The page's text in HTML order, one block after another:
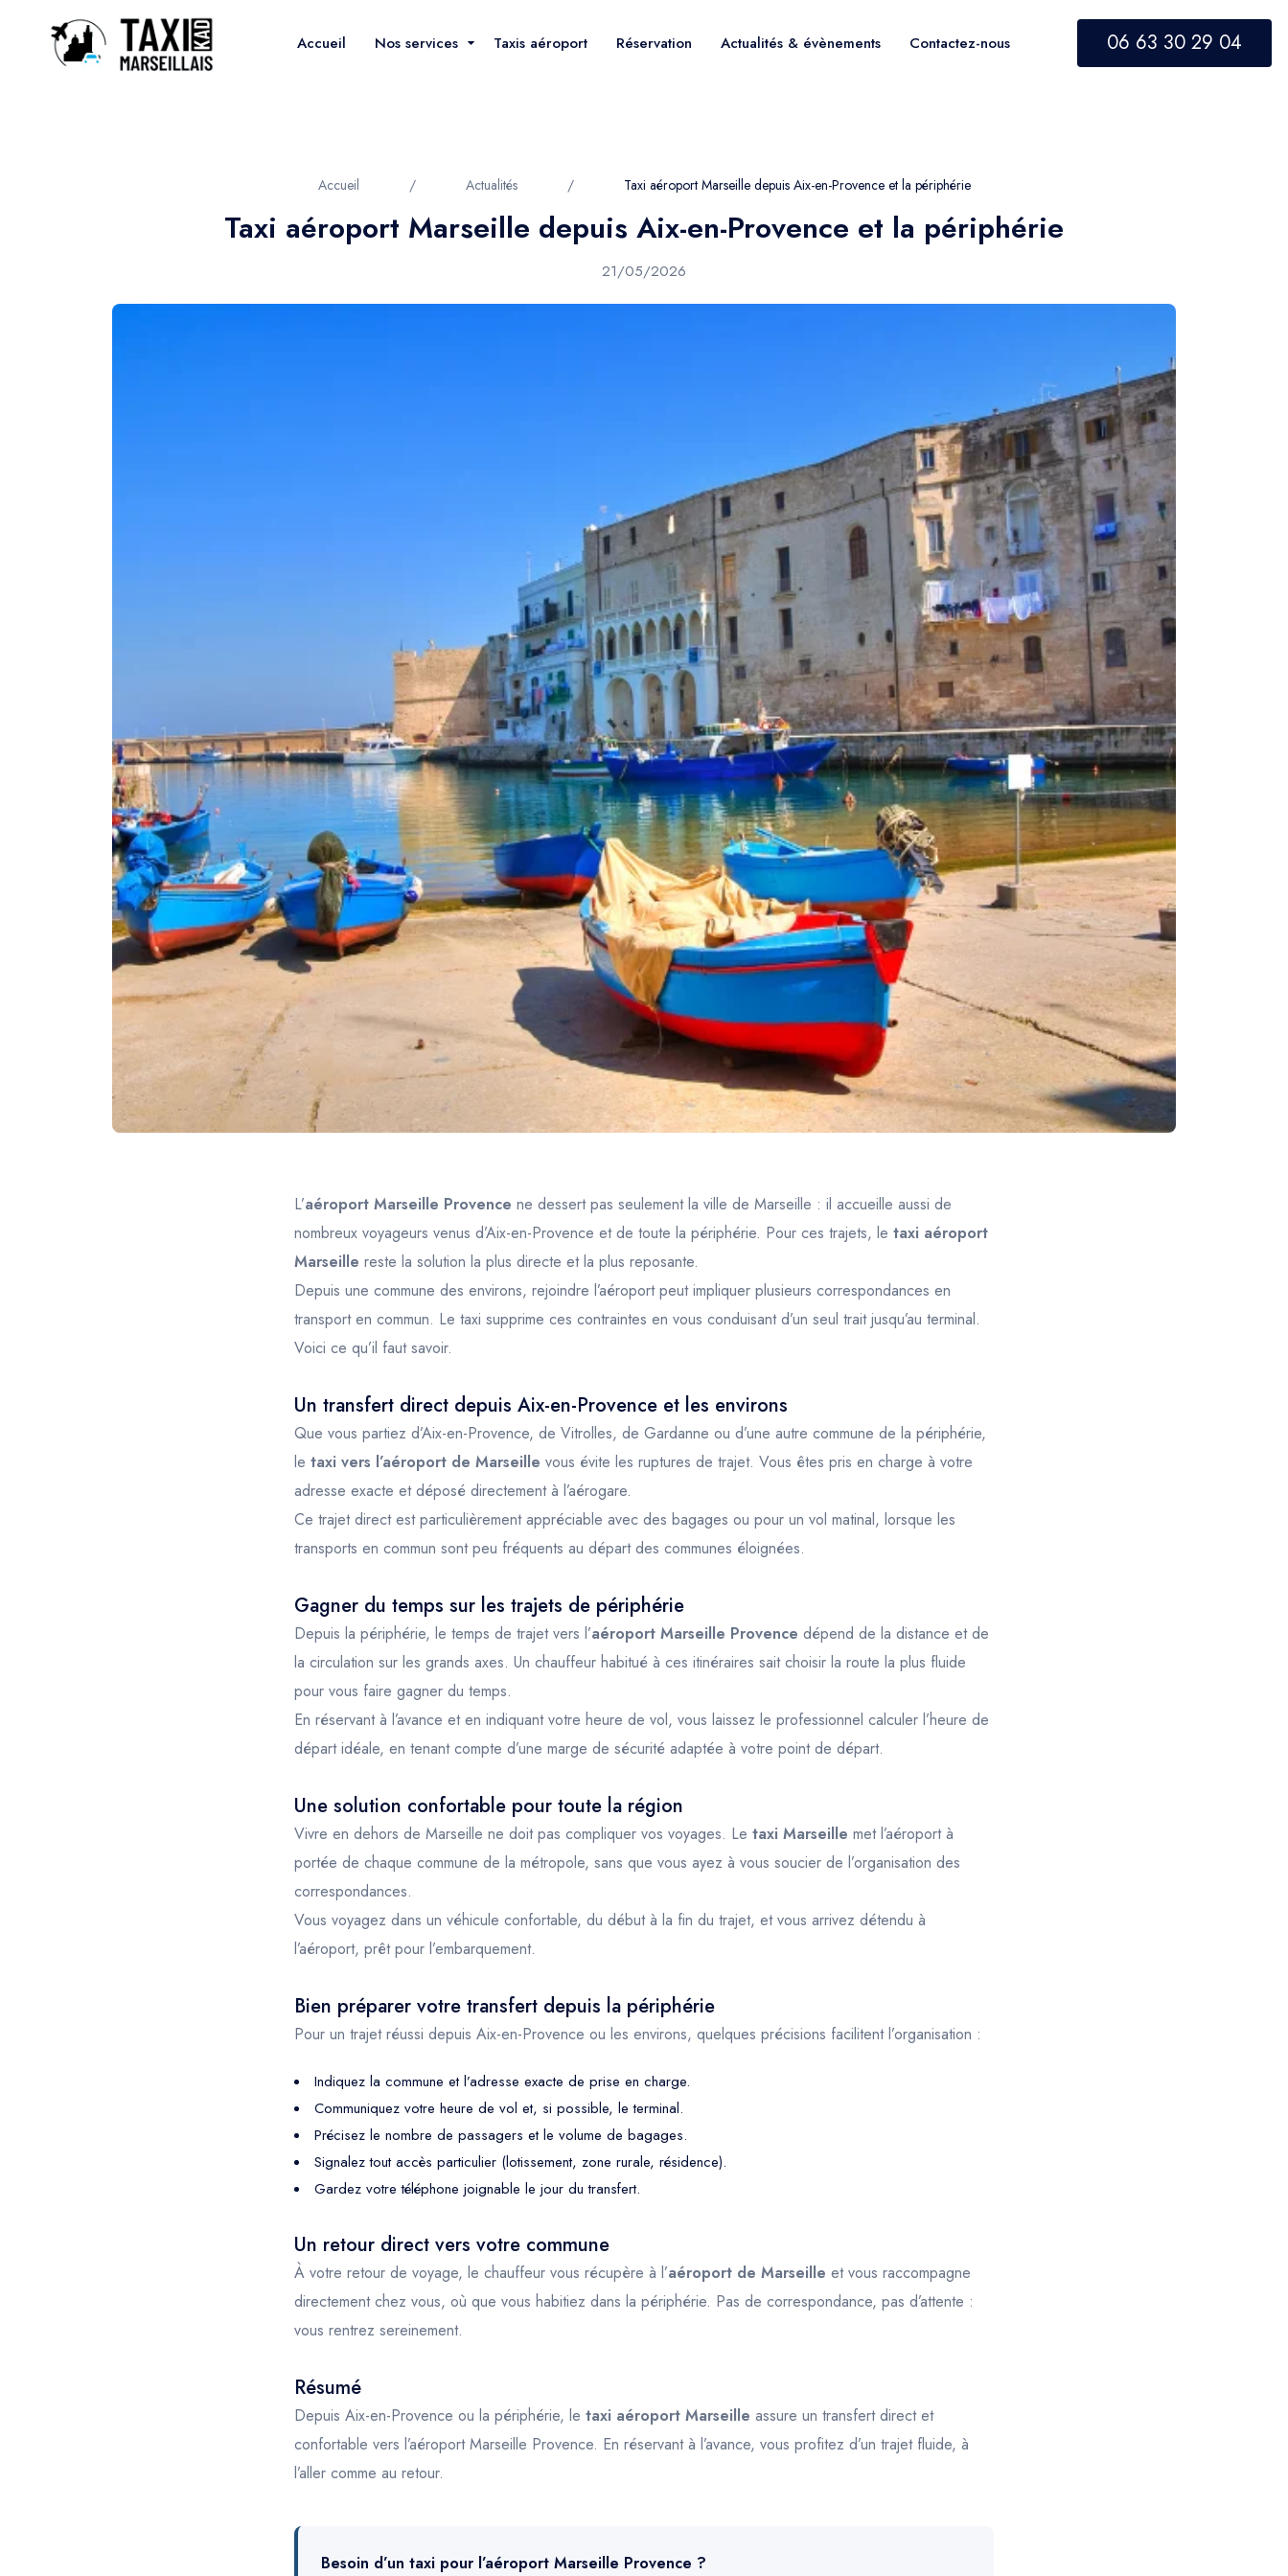
Accueil Nos services Taxis aéroport Réservation Actualités & évènements Contactez-nous 06 63 30 29 04
Accueil / Actualités / Taxi aéroport Marseille depuis Aix-en-Provence et la périphérie
Taxi aéroport Marseille depuis Aix-en-Provence et la périphérie
21/05/2026
L’aéroport Marseille Provence ne dessert pas seulement la ville de Marseille : il accueille aussi de
nombreux voyageurs venus d’Aix-en-Provence et de toute la périphérie. Pour ces trajets, le taxi aéroport
Marseille reste la solution la plus directe et la plus reposante.
Depuis une commune des environs, rejoindre l’aéroport peut impliquer plusieurs correspondances en
transport en commun. Le taxi supprime ces contraintes en vous conduisant d’un seul trait jusqu’au terminal.
Voici ce qu’il faut savoir.
Un transfert direct depuis Aix-en-Provence et les environs
Que vous partiez d’Aix-en-Provence, de Vitrolles, de Gardanne ou d’une autre commune de la périphérie,
le taxi vers l’aéroport de Marseille vous évite les ruptures de trajet. Vous êtes pris en charge à votre
adresse exacte et déposé directement à l’aérogare.
Ce trajet direct est particulièrement appréciable avec des bagages ou pour un vol matinal, lorsque les
transports en commun sont peu fréquents au départ des communes éloignées.
Gagner du temps sur les trajets de périphérie
Depuis la périphérie, le temps de trajet vers l’aéroport Marseille Provence dépend de la distance et de
la circulation sur les grands axes. Un chauffeur habitué à ces itinéraires sait choisir la route la plus fluide
pour vous faire gagner du temps.
En réservant à l’avance et en indiquant votre heure de vol, vous laissez le professionnel calculer l’heure de
départ idéale, en tenant compte d’une marge de sécurité adaptée à votre point de départ.
Une solution confortable pour toute la région
Vivre en dehors de Marseille ne doit pas compliquer vos voyages. Le taxi Marseille met l’aéroport à
portée de chaque commune de la métropole, sans que vous ayez à vous soucier de l’organisation des
correspondances.
Vous voyagez dans un véhicule confortable, du début à la fin du trajet, et vous arrivez détendu à
l’aéroport, prêt pour l’embarquement.
Bien préparer votre transfert depuis la périphérie
Pour un trajet réussi depuis Aix-en-Provence ou les environs, quelques précisions facilitent l’organisation :
Indiquez la commune et l’adresse exacte de prise en charge.
Communiquez votre heure de vol et, si possible, le terminal.
Précisez le nombre de passagers et le volume de bagages.
Signalez tout accès particulier (lotissement, zone rurale, résidence).
Gardez votre téléphone joignable le jour du transfert.
Un retour direct vers votre commune
À votre retour de voyage, le chauffeur vous récupère à l’aéroport de Marseille et vous raccompagne
directement chez vous, où que vous habitiez dans la périphérie. Pas de correspondance, pas d’attente :
vous rentrez sereinement.
Résumé
Depuis Aix-en-Provence ou la périphérie, le taxi aéroport Marseille assure un transfert direct et
confortable vers l’aéroport Marseille Provence. En réservant à l’avance, vous profitez d’un trajet fluide, à
l’aller comme au retour.
Besoin d’un taxi pour l’aéroport Marseille Provence ?